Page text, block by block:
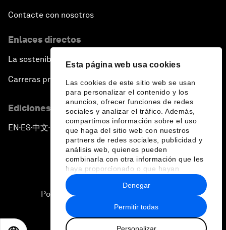
Esta página web usa cookies
Las cookies de este sitio web se usan
para personalizar el contenido y los
anuncios, ofrecer funciones de redes
sociales y analizar el tráfico. Además,
compartimos información sobre el uso
que haga del sitio web con nuestros
partners de redes sociales, publicidad y
análisis web, quienes pueden
combinarla con otra información que les
haya proporcionado o que hayan
recopilado a partir del uso que haya
hecho de sus servicios.
Permitir todas
Personalizar
Denegar
Contacte con nosotros
Enlaces directos
La sostenibilidad en el Foro
Carreras profesionales
Ediciones en otros idiomas
EN ▪ES▪中文▪ 日本語
Política de privacidad y normas de uso
Sitemap